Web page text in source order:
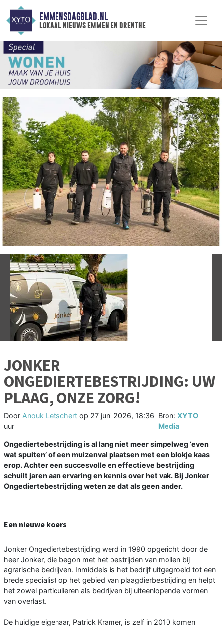
EMMENSDAGBLAD.NL
lokaal nieuws emmen en drenthe
Vorige
JONKER
ONGEDIERTEBESTRIJDING: UW
PLAAG, ONZE ZORG!
Door Anouk Letschert op 27 juni 2026, 18:36
uur
Bron:XYTO
Media
Ongediertebestrijding is al lang niet meer simpelweg ‘even
wat spuiten’ of een muizenval plaatsen met een blokje kaas
erop. Achter een succesvolle en effectieve bestrijding
schuilt jaren aan ervaring en kennis over het vak. Bij Jonker
Ongediertebestrijding weten ze dat als geen ander.
Een nieuwe koers
Jonker Ongediertebestrijding werd in 1990 opgericht door de
heer Jonker, die begon met het bestrijden van mollen bij
agrarische bedrijven. Inmiddels is het bedrijf uitgegroeid tot een
brede specialist op het gebied van plaagdierbestrijding en helpt
het zowel particulieren als bedrijven bij uiteenlopende vormen
van overlast.
De huidige eigenaar, Patrick Kramer, is zelf in 2010 komen